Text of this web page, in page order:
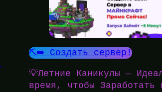
⛏️➡️ Создать сервер!
💡Летние Каникулы —
время, чтобы Заработать